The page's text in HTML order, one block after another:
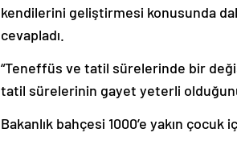
kendilerini geliştirmesi konusunda
cevapladı.
“Teneffüs ve tatil sürelerinde bir
tatil sürelerinin gayet yeterli
Bakanlık bahçesi 1000’e yakın çocuk